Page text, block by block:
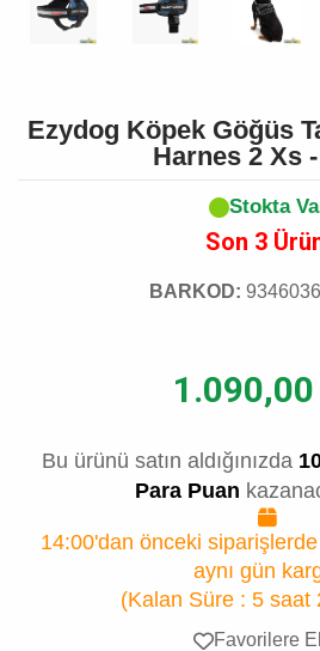
Ezydog Köpek Göğüs
Harnes 2 Xs
Stokta
Son 3
BARKOD:
Bu ürünü satın aldığınızda
Para Puan
14:00'dan önceki
aynı gün
(Kalan Süre : 5 saat
Favorilere